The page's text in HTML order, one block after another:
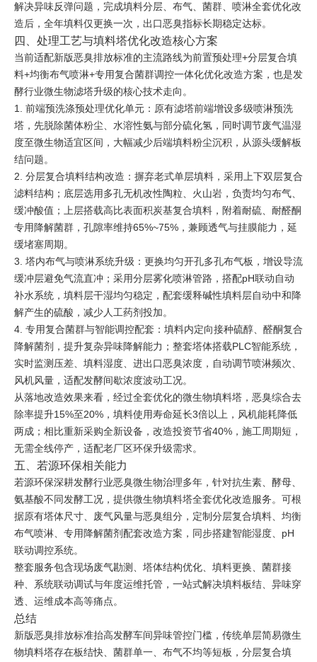
解决异味反弹问题，完成填料分层、布气、菌群、喷淋全套优化改
造后，全年填料仅更换一次，出口恶臭指标长期稳定达标。
四、处理工艺与填料塔优化改造核心方案
当前适配新版恶臭排放标准的主流路线为前置预处理+分层复合填
料+均衡布气喷淋+专用复合菌群调控一体化优化改造方案，也是发
酵行业微生物滤塔升级的核心技术走向。
1. 前端预洗涤预处理优化单元：原有滤塔前端增设多级喷淋预洗
塔，先脱除菌体粉尘、水溶性氨与部分硫化氢，同时调节废气温湿
度至微生物适宜区间，大幅减少后端填料粉尘沉积，从源头缓解板
结问题。
2. 分层复合填料结构改造：摒弃老式单层填料，采用上下双层复合
滤料结构；底层选用多孔无机改性陶粒、火山岩，负责均匀布气、
缓冲酸值；上层搭载高比表面积炭基复合填料，附着耐硫、耐醛酮
专用降解菌群，孔隙率维持65%~75%，兼顾透气与挂膜能力，延
缓堵塞周期。
3. 塔内布气与喷淋系统升级：更换均匀开孔多孔布气板，增设导流
缓冲层避免气流直冲；采用分层雾化喷淋管路，搭配pH联动自动
补水系统，填料层干湿均匀稳定，配套缓释碱性填料层自动中和降
解产生的硫酸，减少人工药剂投加。
4. 专用复合菌群与智能调控配套：填料内定向接种硫醇、醛酮复合
降解菌剂，提升复杂异味降解能力；整套塔体搭载PLC智能系统，
实时监测压差、填料湿度、进出口恶臭浓度，自动调节喷淋频次、
风机风量，适配发酵间歇浓度波动工况。
从落地改造效果来看，经过全套优化的微生物填料塔，恶臭综合去
除率提升15%至20%，填料使用寿命延长3倍以上，风机能耗降低
两成；相比重新采购全新设备，改造投资节省40%，施工周期短，
无需全线停产，适配老厂区环保升级需求。
五、若源环保相关能力
若源环保深耕发酵行业恶臭微生物治理多年，针对抗生素、酵母、
氨基酸不同发酵工况，提供微生物填料塔全套优化改造服务。可根
据原有塔体尺寸、废气风量与恶臭组分，定制分层复合填料、均衡
布气喷淋、专用降解菌剂配套改造方案，同步搭建智能湿度、pH
联动调控系统。
整套服务包含现场废气勘测、塔体结构优化、填料更换、菌群接
种、系统联动调试与年度运维托管，一站式解决填料板结、异味穿
透、运维成本高等痛点。
总结
新版恶臭排放标准抬高发酵车间异味管控门槛，传统单层简易微生
物填料塔存在板结快、菌群单一、布气不均等短板，分层复合填